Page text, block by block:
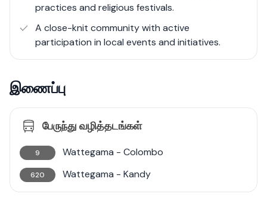
practices and religious festivals.
A close-knit community with active
participation in local events and initiatives.
இணைப்பு
பேருந்து வழித்தடங்கள்
9 Wattegama - Colombo
620 Wattegama - Kandy